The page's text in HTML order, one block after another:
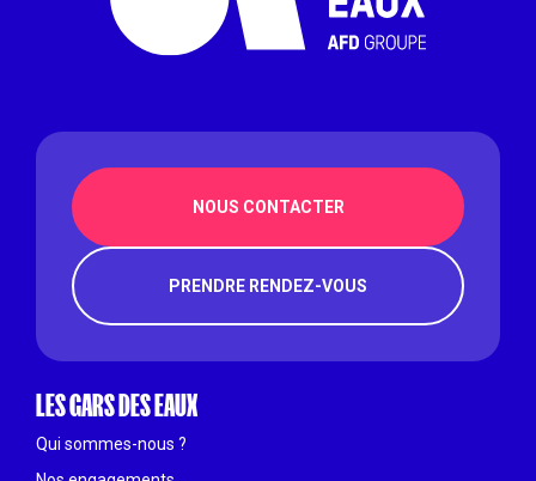
LES GARS DES EAUX
Qui sommes-nous ?
NOUS CONTACTER
PRENDRE RENDEZ-VOUS